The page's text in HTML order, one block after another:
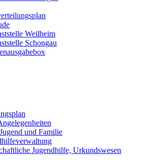
Weilheim
Schongau
und Familie
Jugendhilfe, Urkundswesen